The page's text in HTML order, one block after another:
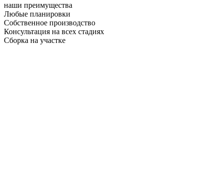
наши преимущества
Любые планировки
Собственное производство
Консультация на всех стадиях
Сборка на участке